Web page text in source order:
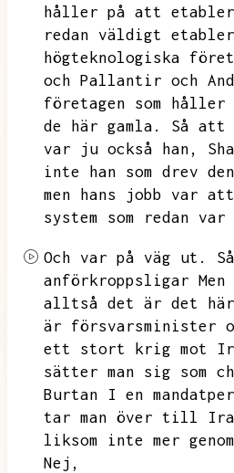
håller på att
redan väldigt
högteknologiska
och Pallantir och
företagen som
de här gamla. Så
var ju också han,
inte han som drev
men hans jobb var
system som redan var
Och var på väg ut.
anförkroppsligar
alltså det är det
är försvarsminister
ett stort krig mot
sätter man sig som
Burtan
I en
tar man över till
liksom inte mer
Nej,